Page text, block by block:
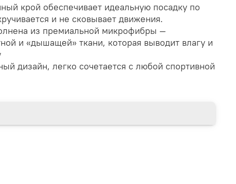
крой обеспечивает идеальную посадку по
и не сковывает движения.
из премиальной микрофибры —
и «дышащей» ткани, которая выводит влагу и
дизайн, легко сочетается с любой спортивной